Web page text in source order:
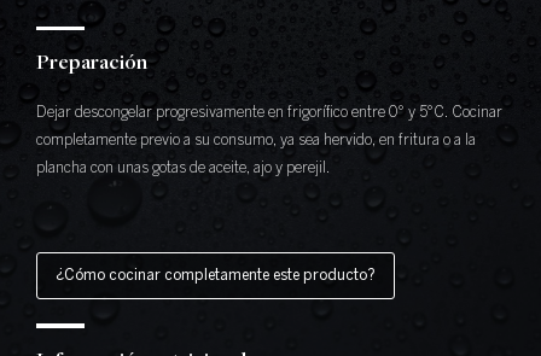
Preparación
Dejar descongelar progresivamente en frigorífico entre 0° y 5°C. Cocinar
completamente previo a su consumo, ya sea hervido, en fritura o a la
plancha con unas gotas de aceite, ajo y perejil.
¿Cómo cocinar completamente este producto?